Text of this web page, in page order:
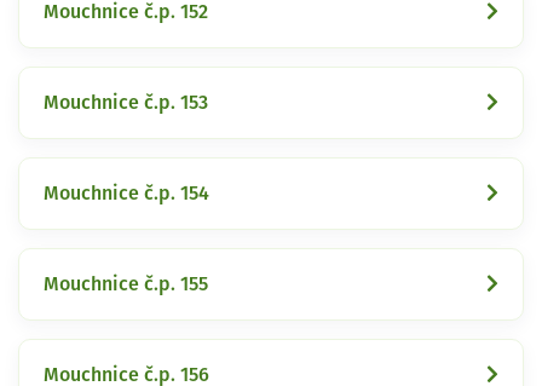
Mouchnice č.p. 152
Mouchnice č.p. 153
Mouchnice č.p. 154
Mouchnice č.p. 155
Mouchnice č.p. 156